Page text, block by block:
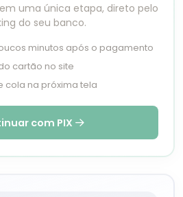
uma única etapa, direto pelo
do seu banco.
minutos após o pagamento
cartão no site
cola na próxima tela
com PIX